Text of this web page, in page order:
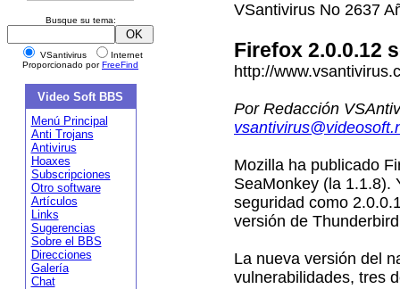
Busque su tema:
VSantivirus
Internet
Proporcionado porFreeFind
Video Soft BBS
Menú Principal
Anti Trojans
Antivirus
Hoaxes
Subscripciones
Otro software
Artículos
Links
Sugerencias
Sobre el BBS
Direcciones
Galería
Chat
VSantivirus No 2637
Firefox 2.0.0.12
http://
Por Redacción
Mozilla ha publicado
SeaMonkey (la 1.1.8).
seguridad como
versión de
La nueva versión del
vulnerabilidades, tres